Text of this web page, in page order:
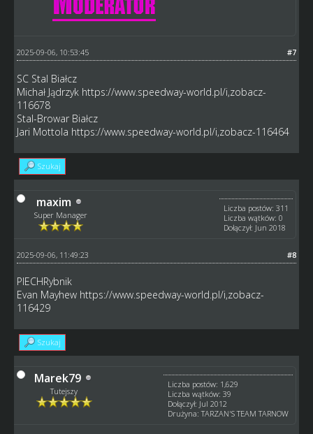
#7
2025-09-06, 10:53:45
SC Stal Białcz
Michał Jądrzyk https://www.speedway-world.pl/i,zobacz-
116678
Stal-Browar Białcz
Jari Mottola https://www.speedway-world.pl/i,zobacz-116464
Szukaj
maxim
Super Manager
Liczba postów: 311
Liczba wątków: 0
Dołączył: Jun 2018
#8
2025-09-06, 11:49:23
PIECHRybnik
Evan Mayhew https://www.speedway-world.pl/i,zobacz-
116429
Szukaj
Marek79
Tutejszy
Liczba postów: 1,629
Liczba wątków: 39
Dołączył: Jul 2012
Drużyna: TARZAN'S TEAM TARNOW